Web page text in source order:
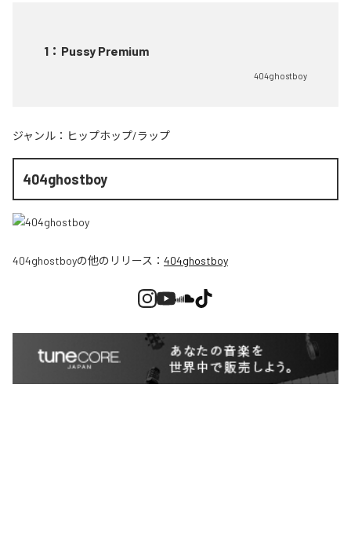
1 ： Pussy Premium
404ghostboy
ジャンル： ヒップホップ/ラップ
404ghostboy
404ghostboyの他のリリース： 404ghostboy